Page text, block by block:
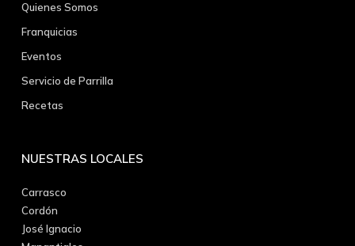
Quienes Somos
Franquicias
Eventos
Servicio de Parrilla
Recetas
NUESTRAS LOCALES
Carrasco
Cordón
José Ignacio